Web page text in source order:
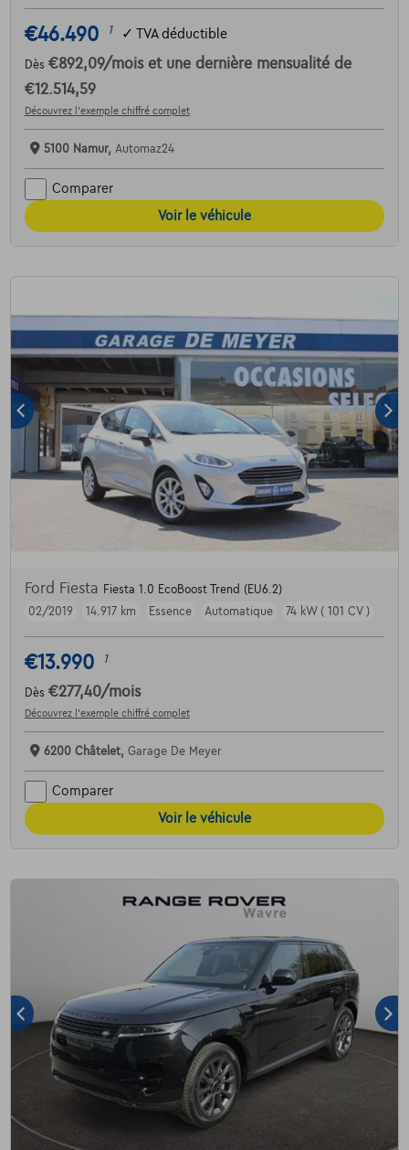
€46.490 1 ✓ TVA déductible
Dès €892,09/mois et une dernière mensualité de
€12.514,59
Découvrez l’exemple chiffré complet
5100 Namur, Automaz24
Comparer
Voir le véhicule
Ford Fiesta Fiesta 1.0 EcoBoost Trend (EU6.2)
02/2019
14.917 km Essence Automatique 74 kW ( 101 CV )
€13.990 1
Dès €277,40/mois
Découvrez l’exemple chiffré complet
6200 Châtelet, Garage De Meyer
Comparer
Voir le véhicule